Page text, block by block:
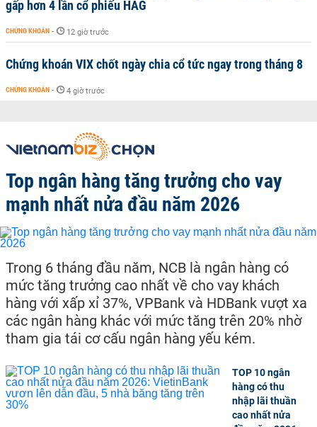
gấp hơn 4 lần cổ phiếu HAG
CHỨNG KHOÁN - 12 giờ trước
Chứng khoán VIX chốt ngày chia cổ tức ngay trong tháng 8
CHỨNG KHOÁN - 4 giờ trước
Top ngân hàng tăng trưởng cho vay
mạnh nhất nửa đầu năm 2026
Trong 6 tháng đầu năm, NCB là ngân hàng có
mức tăng trưởng cao nhất về cho vay khách
hàng với xấp xỉ 37%, VPBank và HDBank vượt xa
các ngân hàng khác với mức tăng trên 20% nhờ
tham gia tái cơ cấu ngân hàng yếu kém.
TOP 10 ngân
hàng có thu
nhập lãi thuần
cao nhất nửa